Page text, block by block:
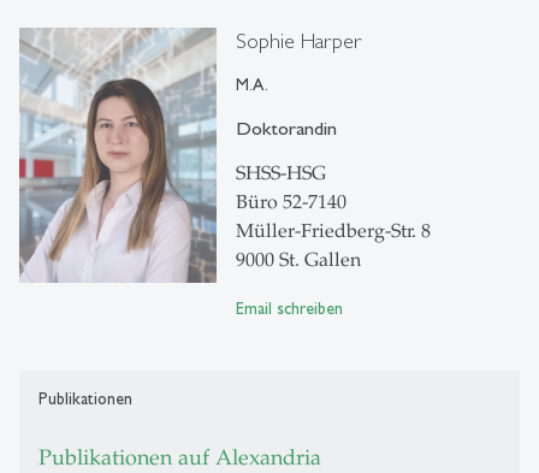
Sophie Harper
M.A.
Doktorandin
SHSS-HSG
Büro 52-7140
Müller-Friedberg-Str. 8
9000 St. Gallen
Email schreiben
Publikationen
Publikationen auf Alexandria